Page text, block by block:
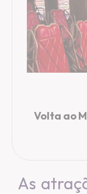
Volta ao
As